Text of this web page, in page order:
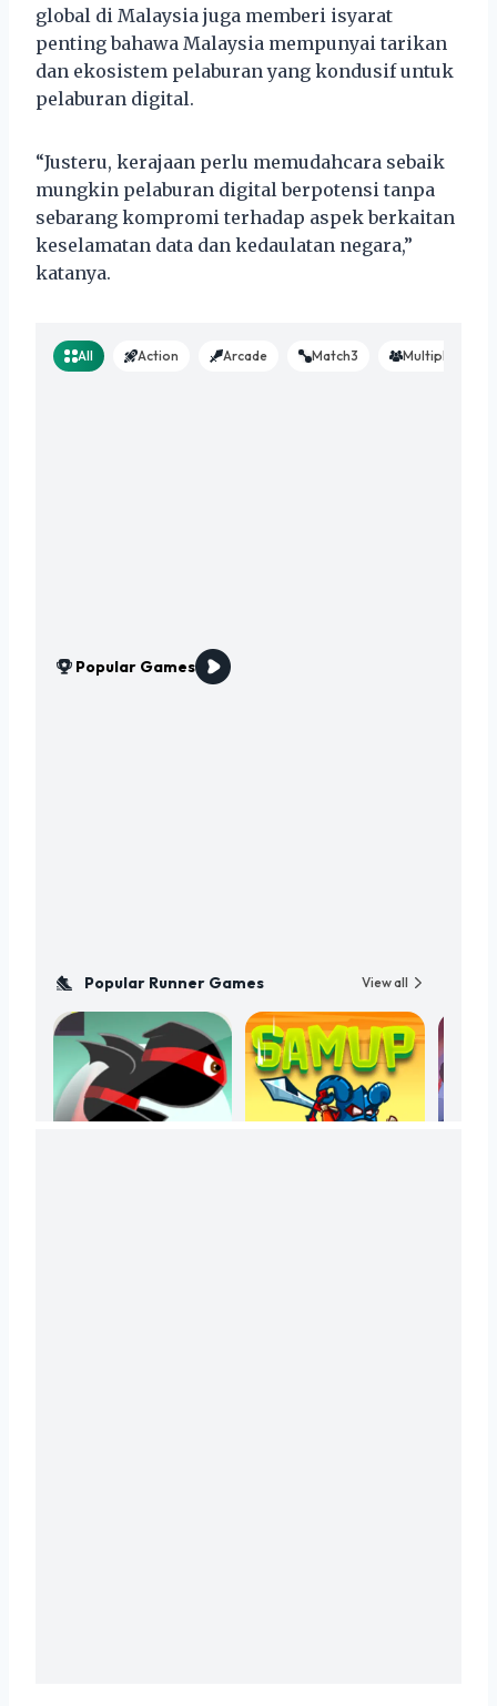
global di Malaysia juga memberi isyarat
penting bahawa Malaysia mempunyai tarikan
dan ekosistem pelaburan yang kondusif untuk
pelaburan digital.
“Justeru, kerajaan perlu memudahcara sebaik
mungkin pelaburan digital berpotensi tanpa
sebarang kompromi terhadap aspek berkaitan
keselamatan data dan kedaulatan negara,”
katanya.